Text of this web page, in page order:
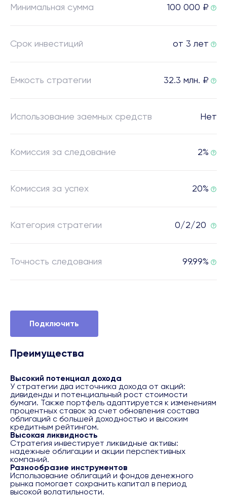
Минимальная сумма 100 000 ₽
Срок инвестиций от 3 лет
Емкость стратегии 32.3 млн. ₽
Использование заемных средств Нет
Комиссия за следование 2%
Комиссия за успех 20%
Категория стратегии 0/2/20
Точность следования 99.99%
Подключить
Преимущества
Высокий потенциал дохода
У стратегии два источника дохода от акций:
дивиденды и потенциальный рост стоимости
бумаги. Также портфель адаптируется к изменениям
процентных ставок за счет обновления состава
облигаций с большей доходностью и высоким
кредитным рейтингом.
Высокая ликвидность
Стратегия инвестирует ликвидные активы:
надежные облигации и акции перспективных
компаний.
Разнообразие инструментов
Использование облигаций и фондов денежного
рынка помогает сохранить капитал в период
высокой волатильности.